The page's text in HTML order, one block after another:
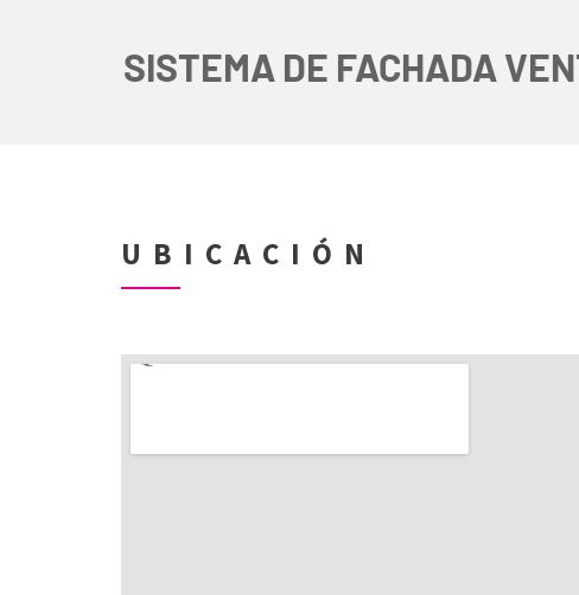
SISTEMA DE FACHADA
UBICACIÓN